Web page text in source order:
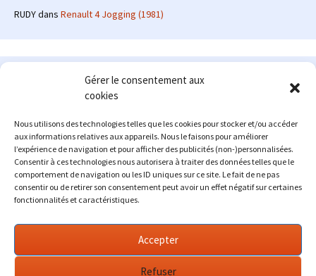
Gérer le consentement aux
cookies
Nous utilisons des technologies telles que les cookies pour stocker et/ou accéder
aux informations relatives aux appareils. Nous le faisons pour améliorer
l’expérience de navigation et pour afficher des publicités (non-)personnalisées.
Consentir à ces technologies nous autorisera à traiter des données telles que le
comportement de navigation ou les ID uniques sur ce site. Le fait de ne pas
consentir ou de retirer son consentement peut avoir un effet négatif sur certaines
fonctionnalités et caractéristiques.
Accepter
Refuser
RUDYdans Renault 4 Jogging (1981)
Le site en quelques mots
: passionné d'automobile ancienne depuis de
nombreuses années, j'ai commencé à partager ma passion sur
internet à partir de 2009 au travers d'un blog qui a connu un relatif
succès. Fin 2013, je décide de prendre mon autonomie et me lancer
avec mon propre site : l'Automobile Ancienne.
Me contacter : alex(at)lautomobileancienne.com